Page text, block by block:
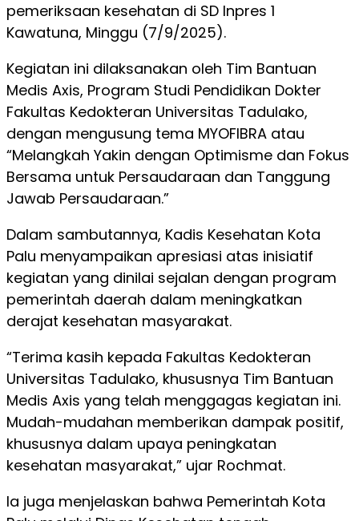
pemeriksaan kesehatan di SD Inpres 1
Kawatuna, Minggu (7/9/2025).
Kegiatan ini dilaksanakan oleh Tim Bantuan
Medis Axis, Program Studi Pendidikan Dokter
Fakultas Kedokteran Universitas Tadulako,
dengan mengusung tema MYOFIBRA atau
“Melangkah Yakin dengan Optimisme dan Fokus
Bersama untuk Persaudaraan dan Tanggung
Jawab Persaudaraan.”
Dalam sambutannya, Kadis Kesehatan Kota
Palu menyampaikan apresiasi atas inisiatif
kegiatan yang dinilai sejalan dengan program
pemerintah daerah dalam meningkatkan
derajat kesehatan masyarakat.
“Terima kasih kepada Fakultas Kedokteran
Universitas Tadulako, khususnya Tim Bantuan
Medis Axis yang telah menggagas kegiatan ini.
Mudah-mudahan memberikan dampak positif,
khususnya dalam upaya peningkatan
kesehatan masyarakat,” ujar Rochmat.
Ia juga menjelaskan bahwa Pemerintah Kota